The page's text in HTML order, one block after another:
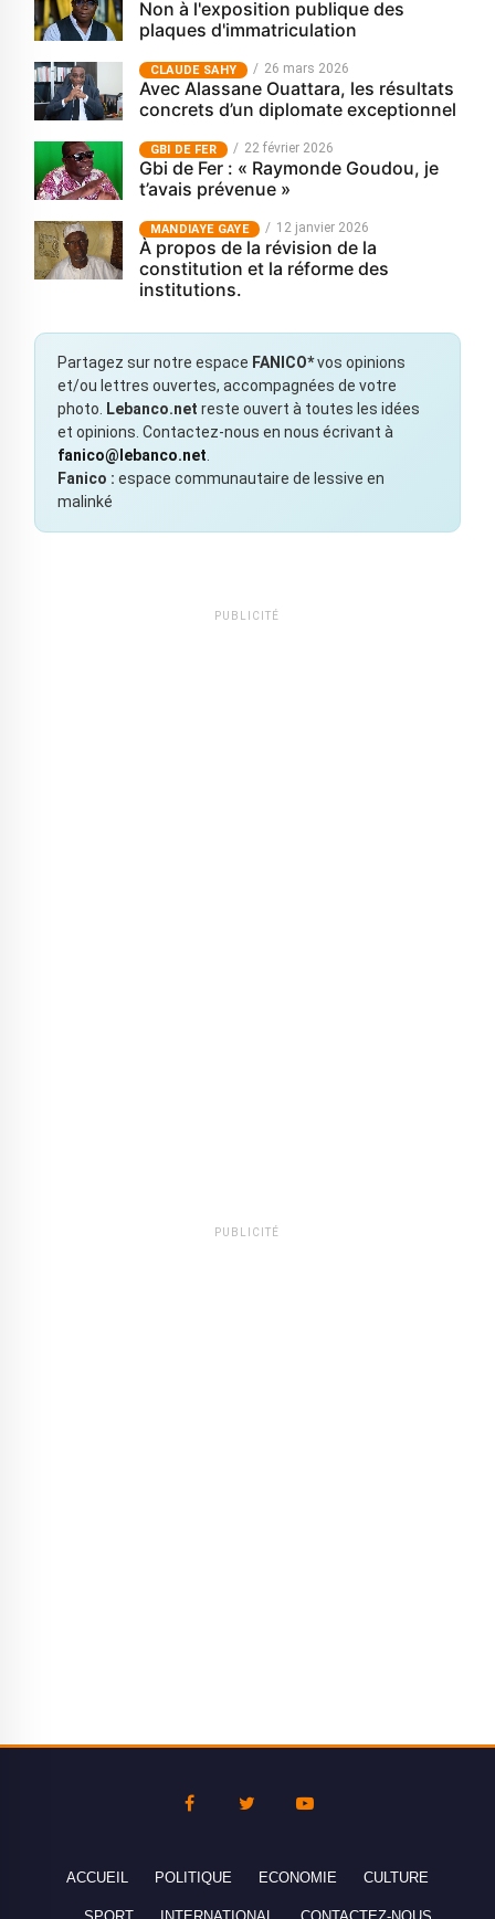
Non à l'exposition publique des
plaques d'immatriculation
CLAUDE SAHY 26 mars 2026
Avec Alassane Ouattara, les résultats
concrets d’un diplomate exceptionnel
GBI DE FER 22 février 2026
Gbi de Fer : « Raymonde Goudou, je
t’avais prévenue »
MANDIAYE GAYE 12 janvier 2026
À propos de la révision de la
constitution et la réforme des
institutions.
Partagez sur notre espace FANICO*vos opinions
et/ou lettres ouvertes, accompagnées de votre
photo.
Lebanco.net reste ouvert à toutes les idées
et opinions. Contactez-nous en nous écrivant à
fanico@lebanco.net
Fanico : espace communautaire de lessive en
malinké
PUBLICITÉ
PUBLICITÉ
ACCUEIL POLITIQUE ECONOMIE CULTURE